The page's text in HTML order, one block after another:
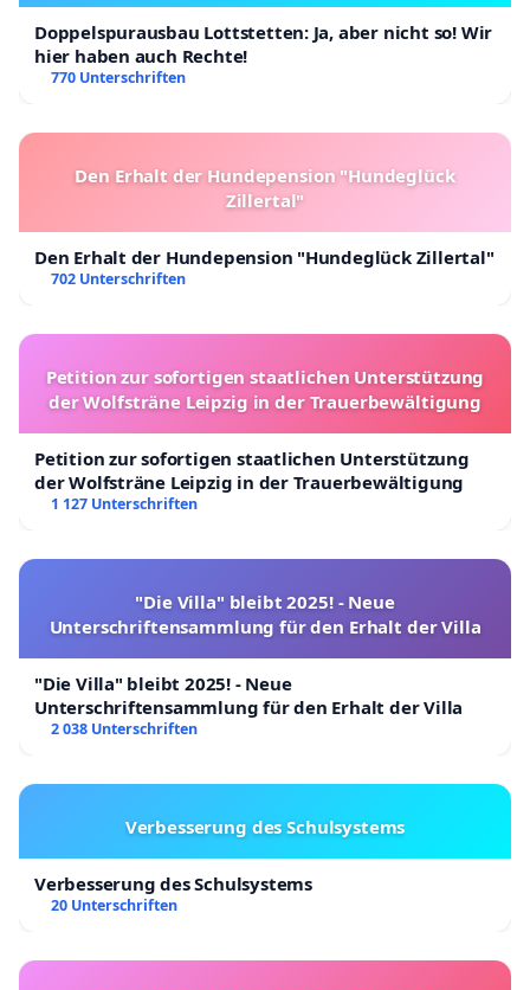
Doppelspurausbau Lottstetten: Ja, aber nicht so! Wir
hier haben auch Rechte!
770 Unterschriften
Den Erhalt der Hundepension "Hundeglück
Zillertal"
Den Erhalt der Hundepension "Hundeglück Zillertal"
702 Unterschriften
Petition zur sofortigen staatlichen Unterstützung
der Wolfsträne Leipzig in der Trauerbewältigung
Petition zur sofortigen staatlichen Unterstützung
der Wolfsträne Leipzig in der Trauerbewältigung
1 127 Unterschriften
"Die Villa" bleibt 2025! - Neue
Unterschriftensammlung für den Erhalt der Villa
"Die Villa" bleibt 2025! - Neue
Unterschriftensammlung für den Erhalt der Villa
2 038 Unterschriften
Verbesserung des Schulsystems
Verbesserung des Schulsystems
20 Unterschriften